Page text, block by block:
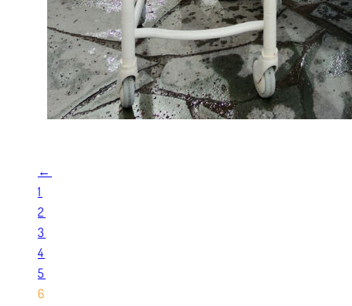
←
1
2
3
4
5
6